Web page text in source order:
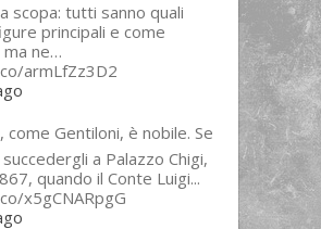
scopa: tutti sanno quali
principali e come
ma ne…
armLfZz3D2
come Gentiloni, è nobile. Se
a Palazzo Chigi,
quando il Conte Luigi...
x5gCNARpgG